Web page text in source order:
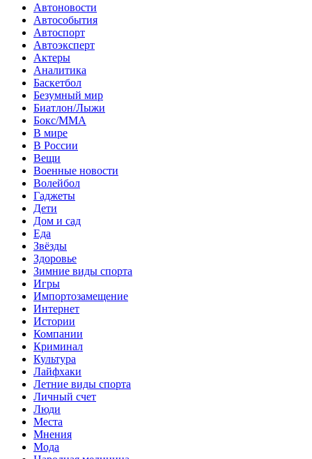
Автоновости
Автособытия
Автоспорт
Автоэксперт
Актеры
Аналитика
Баскетбол
Безумный мир
Биатлон/Лыжи
Бокс/MMA
В мире
В России
Вещи
Военные новости
Волейбол
Гаджеты
Дети
Дом и сад
Еда
Звёзды
Здоровье
Зимние виды спорта
Игры
Импортозамещение
Интернет
Истории
Компании
Криминал
Культура
Лайфхаки
Летние виды спорта
Личный счет
Люди
Места
Мнения
Мода